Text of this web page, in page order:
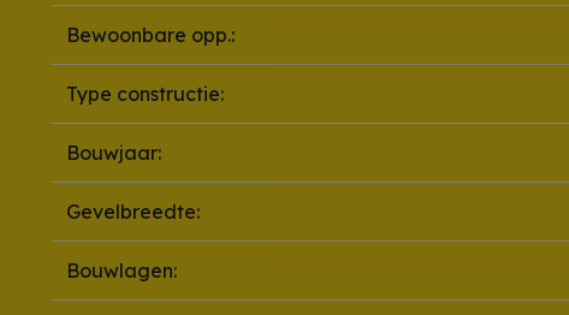
Bewoonbare opp.:
Type constructie:
Bouwjaar:
Gevelbreedte:
Bouwlagen: